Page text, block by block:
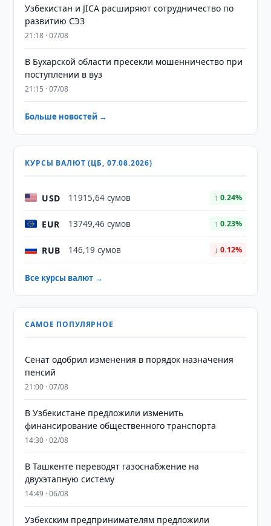
Узбекистан и JICA расширяют сотрудничество по
развитию СЭЗ
21:18 · 07/08
В Бухарской области пресекли мошенничество при
поступлении в вуз
21:15 · 07/08
Больше новостей →
КУРСЫ ВАЛЮТ (ЦБ, 07.08.2026)
USD 11915,64 сумов ↑ 0.24%
EUR 13749,46 сумов ↑ 0.23%
RUB 146,19 сумов ↓ 0.12%
Все курсы валют →
САМОЕ ПОПУЛЯРНОЕ
Сенат одобрил изменения в порядок назначения
пенсий
21:00 · 07/08
В Узбекистане предложили изменить
финансирование общественного транспорта
14:30 · 02/08
В Ташкенте переводят газоснабжение на
двухэтапную систему
14:49 · 06/08
Узбекским предпринимателям предложили